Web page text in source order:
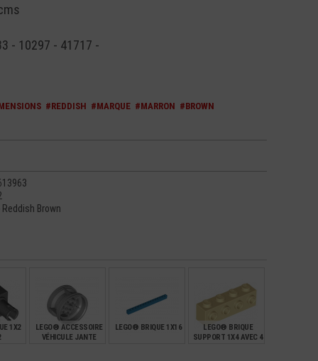
- 10297 - 41717 -
#REDDISH #MARQUE #MARRON #BROWN
Brown
1X2
LEGO® ACCESSOIRE
VÉHICULE JANTE
LEGO® BRIQUE 1X16
LEGO® BRIQUE
SUPPORT 1X4 AVEC 4